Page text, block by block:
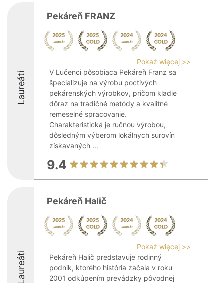
Laureáti
Pekáreň FRANZ
Pokaż więcej >>
V Lučenci pôsobiaca Pekáreň Franz sa
špecializuje na výrobu poctivých
pekárenských výrobkov, pričom kladie
dôraz na tradičné metódy a kvalitné
remeselné spracovanie.
Charakteristická je ručnou výrobou,
dôsledným výberom lokálnych surovín
získavaných ...
9.4
Laureáti
Pekáreň Halič
Pokaż więcej >>
Pekáreň Halič predstavuje rodinný
podnik, ktorého história začala v roku
2001 odkúpením prevádzky pôvodnej